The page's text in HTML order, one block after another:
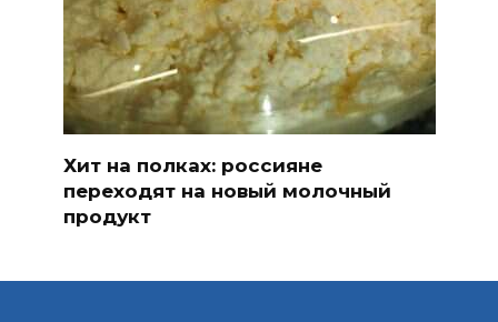
Хит на полках: россияне
переходят на новый молочный
продукт